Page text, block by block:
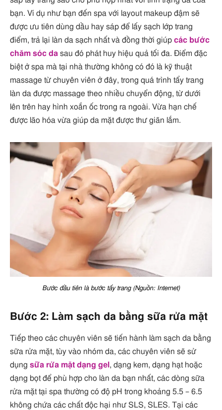
bạn. Ví dụ như bạn đến spa với layout makeup đậm sẽ
được ưu tiên dùng dầu hay sáp để lấy sạch lớp trang
điểm, trả lại làn da sạch nhất và đồng thời giúp các bước
chăm sóc da sau đó phát huy hiệu quả tối đa. Điểm đặc
biệt ở spa mà tại nhà thường không có đó là kỹ thuật
massage từ chuyên viên ở đây, trong quá trình tẩy trang
làn da được massage theo nhiều chuyển động, từ dưới
lên trên hay hình xoắn ốc trong ra ngoài. Vừa hạn chế
được lão hóa vừa giúp da mặt được thư giãn lắm.
Bước đầu tiên là bước tẩy trang (Nguồn: Internet)
Bước 2: Làm sạch da bằng sữa rửa mặt
Tiếp theo các chuyên viên sẽ tiến hành làm sạch da bằng
sữa rửa mặt, tùy vào nhóm da, các chuyên viên sẽ sử
dụng sữa rửa mặt dạng gel , dạng kem, dạng hạt hoặc
dạng bọt để phù hợp cho làn da bạn nhất, các dòng sữa
rửa mặt tại spa thường có độ pH trong khoảng 5.5 – 6.5
không chứa các chất độc hại như SLS, SLES. Tại các